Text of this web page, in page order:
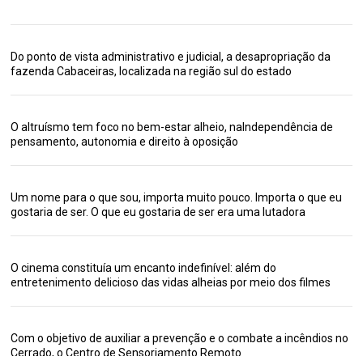
Do ponto de vista administrativo e judicial, a desapropriação da
fazenda Cabaceiras, localizada na região sul do estado
O altruísmo tem foco no bem-estar alheio, naIndependência de
pensamento, autonomia e direito à oposição
Um nome para o que sou, importa muito pouco. Importa o que eu
gostaria de ser. O que eu gostaria de ser era uma lutadora
O cinema constituía um encanto indefinível: além do
entretenimento delicioso das vidas alheias por meio dos filmes
Com o objetivo de auxiliar a prevenção e o combate a incêndios no
Cerrado, o Centro de Sensoriamento Remoto